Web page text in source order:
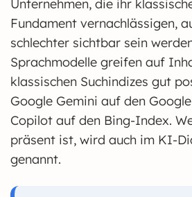
Unternehmen, die ihr
Fundament vernachlässigen,
schlechter sichtbar sein
Sprachmodelle greifen auf
klassischen Suchindizes gut
Google Gemini auf den
Copilot auf den Bing-Index.
präsent ist, wird auch im KI-
genannt.